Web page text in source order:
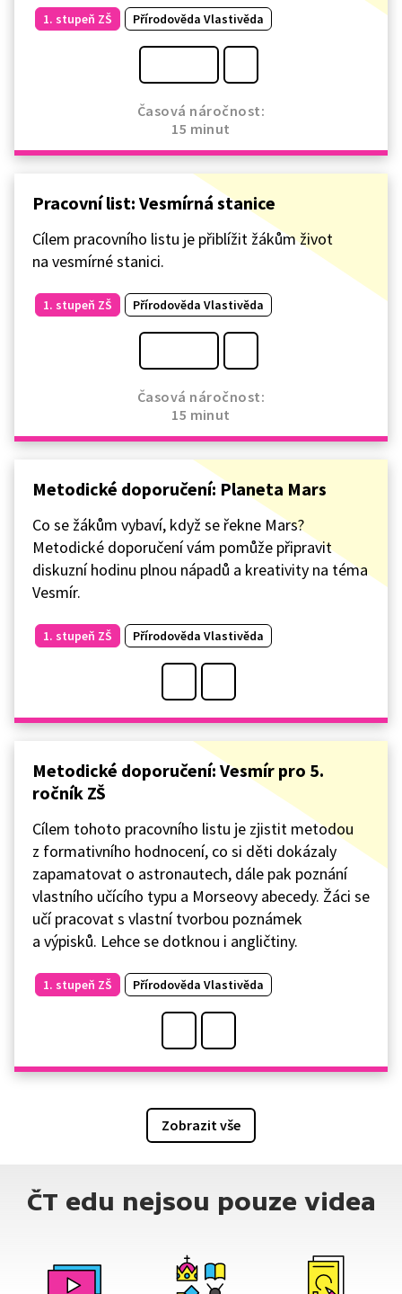
1. stupeň ZŠ Přírodověda Vlastivěda
Časová náročnost:
15 minut
Pracovní list: Vesmírná stanice
Cílem pracovního listu je přiblížit žákům život
na vesmírné stanici.
1. stupeň ZŠ Přírodověda Vlastivěda
Časová náročnost:
15 minut
Metodické doporučení: Planeta Mars
Co se žákům vybaví, když se řekne Mars?
Metodické doporučení vám pomůže připravit
diskuzní hodinu plnou nápadů a kreativity na téma
Vesmír.
1. stupeň ZŠ Přírodověda Vlastivěda
Metodické doporučení: Vesmír pro 5.
ročník ZŠ
Cílem tohoto pracovního listu je zjistit metodou
z formativního hodnocení, co si děti dokázaly
zapamatovat o astronautech, dále pak poznání
vlastního učícího typu a Morseovy abecedy. Žáci se
učí pracovat s vlastní tvorbou poznámek
a výpisků. Lehce se dotknou i angličtiny.
1. stupeň ZŠ Přírodověda Vlastivěda
Zobrazit vše
ČT edu nejsou pouze videa